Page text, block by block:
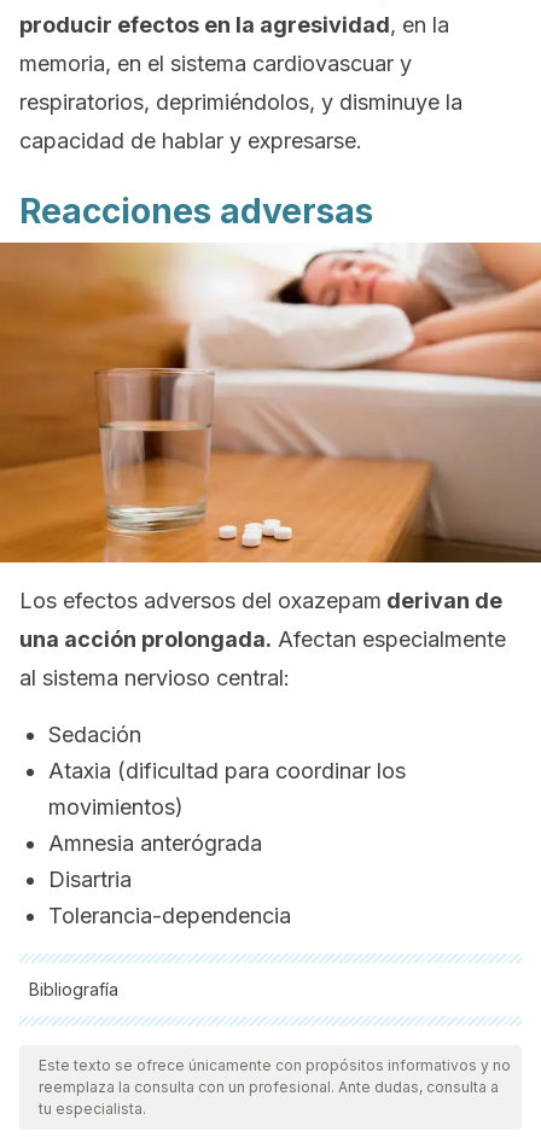
producir efectos en la agresividad, en la
memoria, en el sistema cardiovascuar y
respiratorios, deprimiéndolos, y disminuye la
capacidad de hablar y expresarse.
Reacciones adversas
Los efectos adversos del oxazepam derivan de
una acción prolongada. Afectan especialmente
al sistema nervioso central:
Sedación
Ataxia (dificultad para coordinar los
movimientos)
Amnesia anterógrada
Disartria
Tolerancia-dependencia
Bibliografía
Todas las fuentes citadas fueron revisadas a profundidad por
nuestro equipo, para asegurar su calidad, confiabilidad,
vigencia y validez.La bibliografía de este artículo fue
Este texto se ofrece únicamente con propósitos informativos y no
reemplaza la consulta con un profesional. Ante dudas, consulta a
tu especialista.